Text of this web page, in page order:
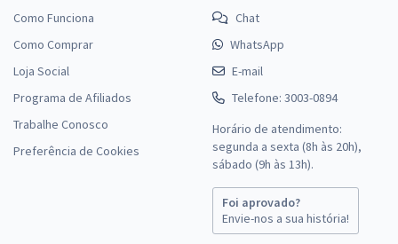
Como Funciona
Como Comprar
Loja Social
Programa de Afiliados
Trabalhe Conosco
Preferência de Cookies
Chat
WhatsApp
E-mail
Telefone: 3003-0894
Horário de atendimento:
segunda a sexta (8h às 20h),
sábado (9h às 13h).
Foi aprovado?
Envie-nos a sua história!